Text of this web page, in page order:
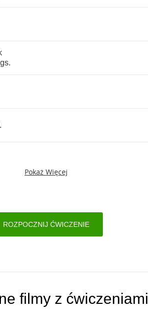
.
.
Pokaż Więcej
ROZPOCZNIJ ĆWICZENIE
filmy z ćwiczeniami